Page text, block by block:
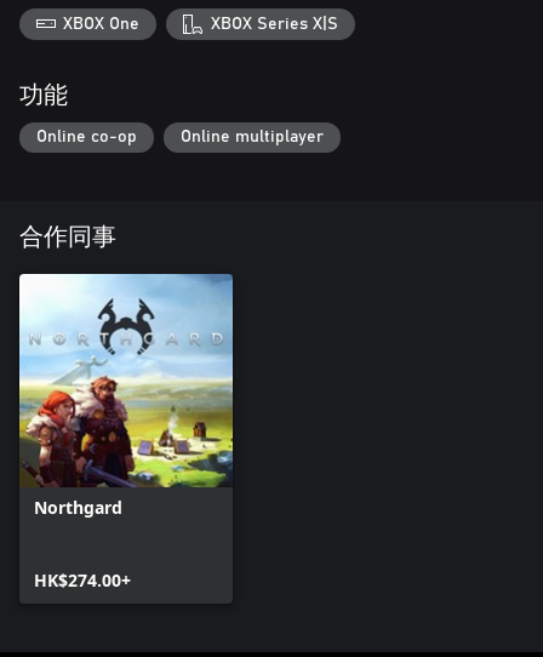
XBOX One XBOX Series X|S
功能
Online co-op Online multiplayer
合作同事
Northgard
HK$274.00+